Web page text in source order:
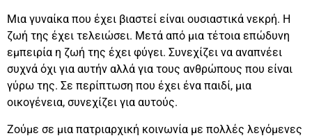
Μια γυναίκα που έχει βιαστεί είναι ουσιαστικά νεκρή. Η
ζωή της έχει τελειώσει. Μετά από μια τέτοια επώδυνη
εμπειρία η ζωή της έχει φύγει. Συνεχίζει να αναπνέει
συχνά όχι για αυτήν αλλά για τους ανθρώπους που είναι
γύρω της. Σε περίπτωση που έχει ένα παιδί, μια
οικογένεια, συνεχίζει για αυτούς.
Ζούμε σε μια πατριαρχική κοινωνία με πολλές λεγόμενες